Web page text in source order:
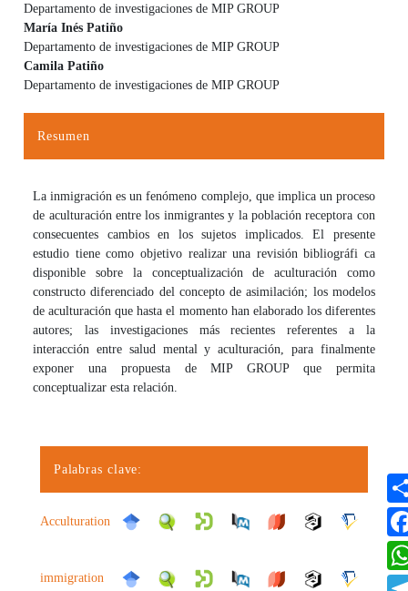
Contenido principal del artículo
Departamento de investigaciones de MIP GROUP
María Inés Patiño
Departamento de investigaciones de MIP GROUP
Camila Patiño
Departamento de investigaciones de MIP GROUP
Resumen
La inmigración es un fenómeno complejo, que implica un proceso
de aculturación entre los inmigrantes y la población receptora con
consecuentes cambios en los sujetos implicados. El presente
estudio tiene como objetivo realizar una revisión bibliográfi ca
disponible sobre la conceptualización de aculturación como
constructo diferenciado del concepto de asimilación; los modelos
de aculturación que hasta el momento han elaborado los diferentes
autores; las investigaciones más recientes referentes a la
interacción entre salud mental y aculturación, para finalmente
exponer una propuesta de MIP GROUP que permita
conceptualizar esta relación.
Palabras clave:
Acculturation
immigration